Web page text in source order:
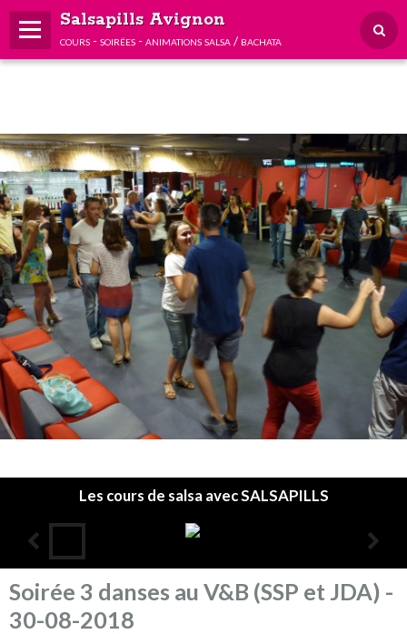
Salsapills Avignon
cours - soirées - animations salsa / bachata
Les cours de salsa avec SALSAPILLS
Accueil
L'association
Soirée 3 danses au V&B (SSP et JDA) -
30-08-2018